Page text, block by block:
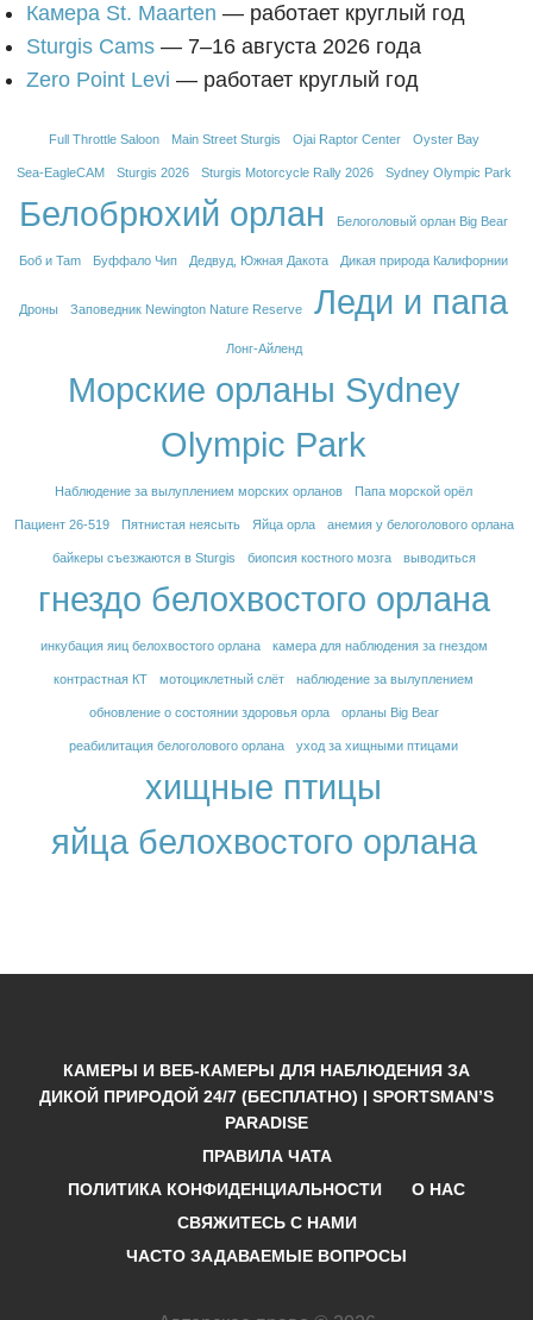
Камера St. Maarten — работает круглый год
Sturgis Cams— 7–16 августа 2026 года
Zero Point Levi — работает круглый год
Full Throttle Saloon Main Street Sturgis Ojai Raptor Center Oyster Bay
Sea-EagleCAM Sturgis 2026 Sturgis Motorcycle Rally 2026 Sydney Olympic Park
Белобрюхий орлан Белоголовый орлан Big Bear
Боб и Tam Буффало Чип Дедвуд, Южная Дакота Дикая природа Калифорнии
Дроны Заповедник Newington Nature Reserve Леди и папа
Лонг-Айленд
Морские орланы Sydney
Olympic Park
Наблюдение за вылуплением морских орланов Папа морской орёл
Пациент 26-519 Пятнистая неясыть Яйца орла анемия у белоголового орлана
байкеры съезжаются в Sturgis биопсия костного мозга выводиться
гнездо белохвостого орлана
инкубация яиц белохвостого орлана камера для наблюдения за гнездом
контрастная КТ мотоциклетный слёт наблюдение за вылуплением
обновление о состоянии здоровья орла орланы Big Bear
реабилитация белоголового орлана уход за хищными птицами
хищные птицы
яйца белохвостого орлана
КАМЕРЫ И ВЕБ-КАМЕРЫ ДЛЯ НАБЛЮДЕНИЯ ЗА
ДИКОЙ ПРИРОДОЙ 24/7 (БЕСПЛАТНО) | SPORTSMAN’S
PARADISE
ПРАВИЛА ЧАТА
ПОЛИТИКА КОНФИДЕНЦИАЛЬНОСТИ
О НАС
СВЯЖИТЕСЬ С НАМИ
ЧАСТО ЗАДАВАЕМЫЕ ВОПРОСЫ